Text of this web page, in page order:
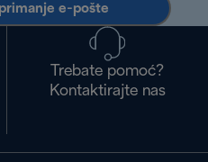
e-pošte
Trebate pomoć?
Kontaktirajte nas